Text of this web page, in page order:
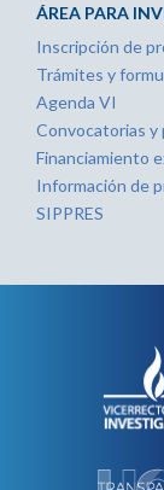
ÁREA PARA
Inscripción de
Trámites y
Agenda VI
Convocatorias y
Financiamiento
Información de
SIPPRES